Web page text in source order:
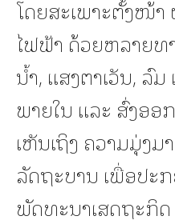
ໂດຍສະເພາະຕັ້ງໜ້າ
ໄຟຟ້າ ດ້ວຍຫລາຍທ
ນ້ຳ, ແສງຕາເວັນ, ລົ
ພາຍໃນ ແລະ ສົ່ງອອ
ເຫັນເຖິງ ຄວາມມຸ່ງ
ລັດຖະບານ ເພື່ອປະ
ພັດທະນາເສດຖະກິ